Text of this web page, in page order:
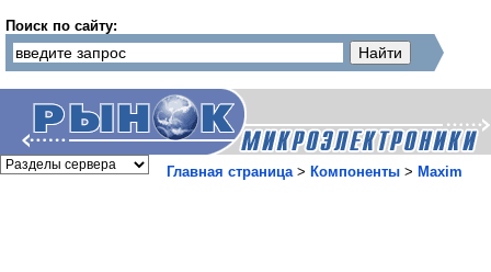
Поиск по сайту:
Главная страница> Компоненты > Maxim